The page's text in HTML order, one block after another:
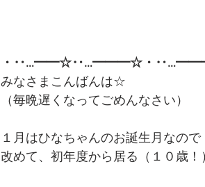
・‥…━━☆‥…━━━☆・
みなさまこんばんは☆
（毎晩遅くなってごめんなさい）
１月はひなちゃんのお誕生月なので
改めて、初年度から居る（１０歳